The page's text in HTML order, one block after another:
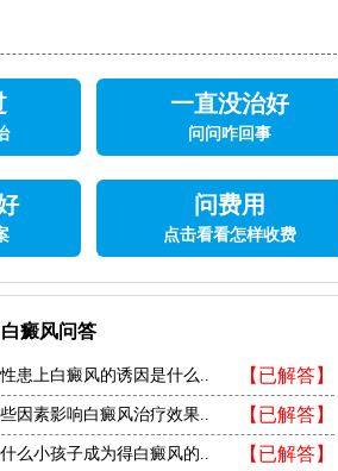
一直没治好
问问咋回事
问费用
点击看看怎样收费
白癜风问答
【已解答】
患上白癜风的诱因是什么..
【已解答】
因素影响白癜风治疗效果..
【已解答】
么小孩子成为得白癜风的..